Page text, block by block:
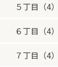
５丁目（4）
６丁目（4）
７丁目（4）